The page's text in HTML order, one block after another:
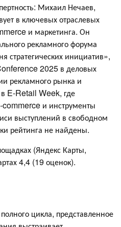
Михаил Нечаев,
в ключевых отраслевых
и маркетинга. Он
рекламного форума
стратегических инициатив»,
2025 в деловых
рекламного рынка и
в E-Retail Week, где
commerce и инструменты
выступлений в свободном
рейтинга не найдены.
(Яндекс Карты,
4,4 (19 оценок).
цикла, представленное